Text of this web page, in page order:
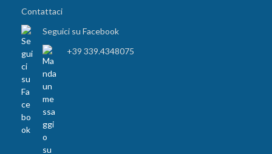
Contattaci
Seguici su Facebook
+39 339.4348075